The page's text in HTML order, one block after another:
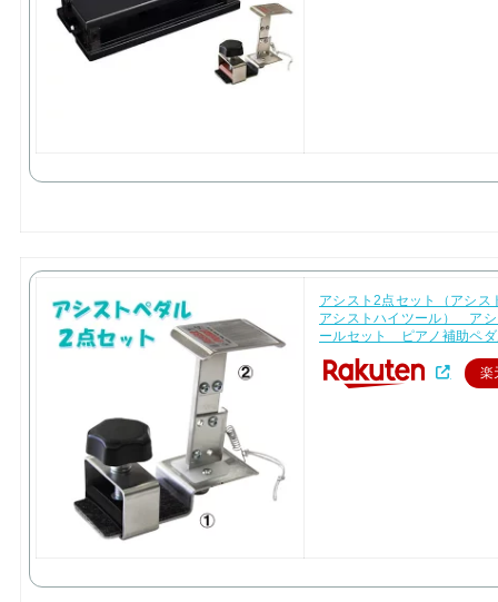
アシスト2点セット（アシス
アシストハイツール） ア
ールセット ピアノ補助ペ
楽